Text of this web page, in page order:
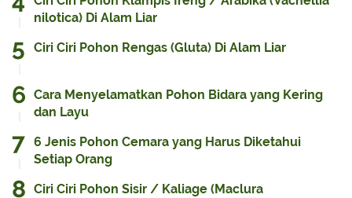
nilotica) Di Alam Liar
Ciri Ciri Pohon Rengas (Gluta) Di Alam Liar
Cara Menyelamatkan Pohon Bidara yang Kering
dan Layu
6 Jenis Pohon Cemara yang Harus Diketahui
Setiap Orang
Ciri Ciri Pohon Sisir / Kaliage (Maclura